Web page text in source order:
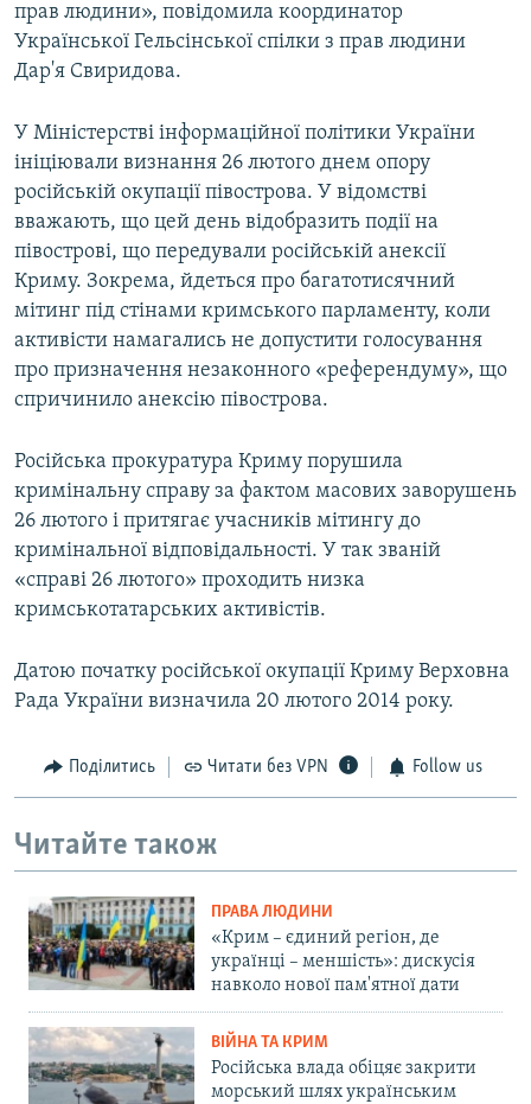
прав людини», повідомила координатор
Української Гельсінської спілки з прав людини
Дар'я Свиридова.
У Міністерстві інформаційної політики України
ініціювали визнання 26 лютого днем опору
російській окупації півострова. У відомстві
вважають, що цей день відобразить події на
півострові, що передували російській анексії
Криму. Зокрема, йдеться про багатотисячний
мітинг під стінами кримського парламенту, коли
активісти намагались не допустити голосування
про призначення незаконного «референдуму», що
спричинило анексію півострова.
Російська прокуратура Криму порушила
кримінальну справу за фактом масових заворушень
26 лютого і притягає учасників мітингу до
кримінальної відповідальності. У так званій
«справі 26 лютого» проходить низка
кримськотатарських активістів.
Датою початку російської окупації Криму Верховна
Рада України визначила 20 лютого 2014 року.
Поділитись Читати без VPN Follow us
Читайте також
ПРАВА ЛЮДИНИ
«Крим – єдиний регіон, де
українці – меншість»: дискусія
навколо нової пам'ятної дати
ВІЙНА ТА КРИМ
Російська влада обіцяє закрити
морський шлях українським